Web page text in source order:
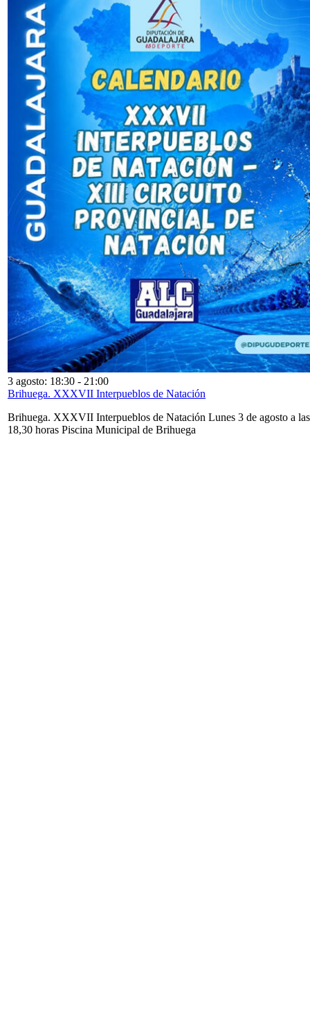
3 agosto: 18:30 - 21:00
Brihuega. XXXVII Interpueblos de Natación
Brihuega. XXXVII Interpueblos de Natación Lunes 3 de agosto a las
18,30 horas Piscina Municipal de Brihuega